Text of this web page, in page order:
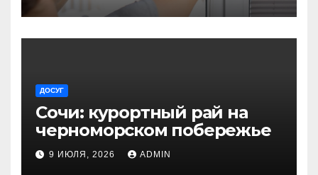
ДОСУГ
Сочи: курортный рай на
черноморском побережье
9 ИЮЛЯ, 2026 ADMIN